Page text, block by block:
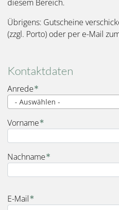
diesem Bereich.
Übrigens: Gutscheine
(zzgl. Porto) oder per e-Mail
Kontaktdaten
Name
Anrede
- Auswählen -
Vorname
Nachname
E-Mail